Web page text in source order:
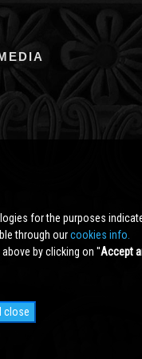
for the purposes
through ourcookies info.
by clicking on ''Accept
close